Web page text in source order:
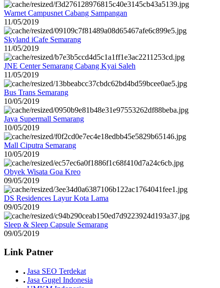
Warnet Campusnet Cabang Sampangan
11/05/2019
Skyland iCafe Semarang
11/05/2019
JNE Center Semarang Cabang Kyai Saleh
11/05/2019
Bus Trans Semarang
10/05/2019
Java Supermall Semarang
10/05/2019
Mall Ciputra Semarang
10/05/2019
Obyek Wisata Goa Kreo
09/05/2019
DS Residences Layur Kota Lama
09/05/2019
Sleep & Sleep Capsule Semarang
09/05/2019
Link Patner
Jasa SEO Terdekat
Jasa Gugel Indonesia